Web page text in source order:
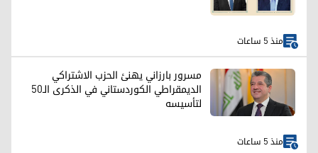
منذ 5 ساعات
مسرور بارزاني يهنئ الحزب الاشتراكي
الديمقراطي الكوردستاني في الذكرى الـ50
لتأسيسه
منذ 5 ساعات